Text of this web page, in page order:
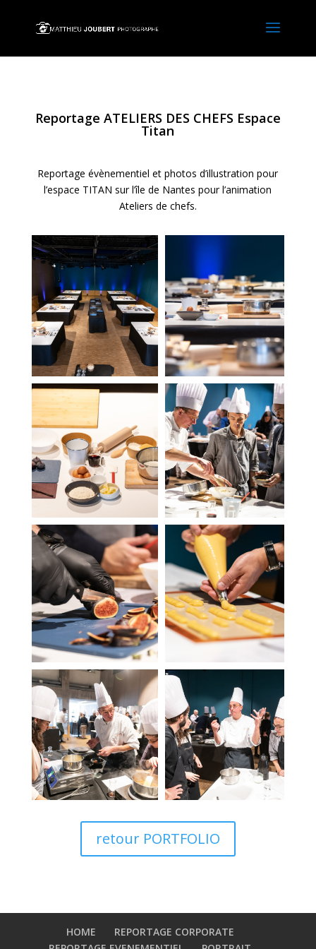
Reportage ATELIERS DES CHEFS Espace
Titan
Reportage évènementiel et photos d’illustration pour
l’espace TITAN sur l’île de Nantes pour l’animation
Ateliers de chefs.
retour PORTFOLIO
HOME
REPORTAGE CORPORATE